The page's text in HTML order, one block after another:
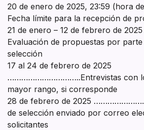
20 de enero de 2025, 23:59 (hora
Fecha límite para la recepción de
21 de enero – 12 de febrero de
Evaluación de propuestas por
selección
17 al 24 de febrero de 2025
…………………………..Entrevistas con
mayor rango, si corresponde
28 de febrero de 2025
de selección enviado por correo
solicitantes